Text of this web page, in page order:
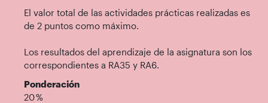
El valor total de las actividades prácticas realizadas es
de 2 puntos como máximo.
Los resultados del aprendizaje de la asignatura son los
correspondientes a RA35 y RA6.
Ponderación
20 %